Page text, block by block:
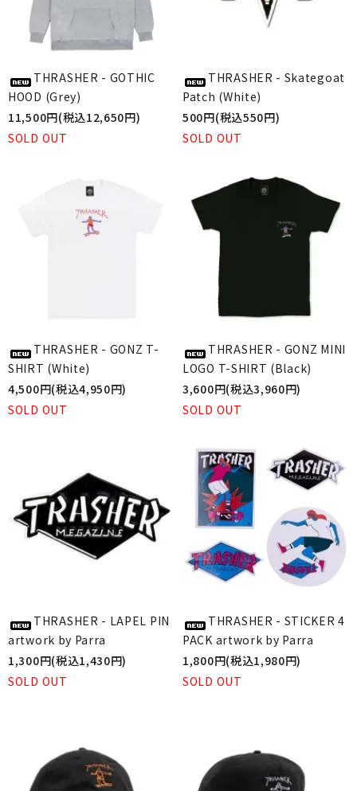
THRASHER - GOTHIC
HOOD (Grey)
11,500円(税込12,650円)
SOLD OUT
THRASHER - Skategoat
Patch (White)
500円(税込550円)
SOLD OUT
THRASHER - GONZ T-
SHIRT (White)
4,500円(税込4,950円)
SOLD OUT
THRASHER - GONZ MINI
LOGO T-SHIRT (Black)
3,600円(税込3,960円)
SOLD OUT
THRASHER - LAPEL PIN
artwork by Parra
1,300円(税込1,430円)
SOLD OUT
THRASHER - STICKER 4
PACK artwork by Parra
1,800円(税込1,980円)
SOLD OUT